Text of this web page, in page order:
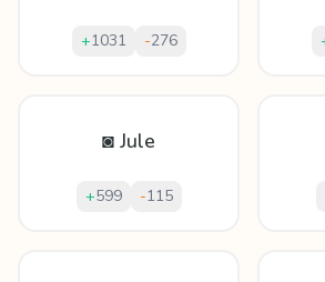
+1031 -276
◙ Jule
+599 -115